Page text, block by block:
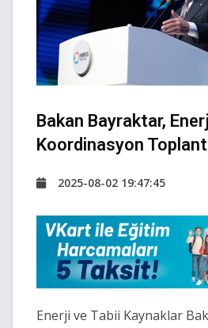
Bakan Bayraktar,
Koordinasyon
2025-08-02 19:47:45
Enerji ve Tabii Kaynaklar